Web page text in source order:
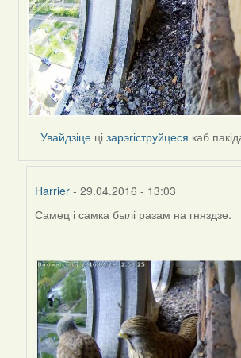
Увайдзіце цізарэгіструйцеся каб
Harrier - 29.04.2016 - 13:03
In
by
Harrier
Самец і самка былі разам на гняздзе.